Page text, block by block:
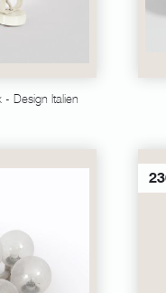
Design Italien